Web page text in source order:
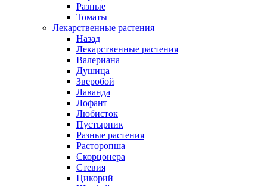
Разные
Томаты
Лекарственные растения
Назад
Лекарственные растения
Валериана
Душица
Зверобой
Лаванда
Лофант
Любисток
Пустырник
Разные растения
Расторопша
Скорцонера
Стевия
Цикорий